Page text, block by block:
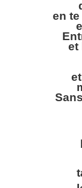
en
et